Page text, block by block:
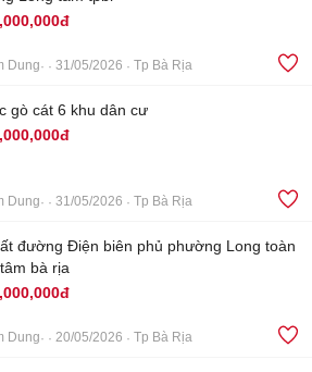
Dung 31/05/2026 Tp Bà Rịa
gò cát 6 khu dân cư
Dung 31/05/2026 Tp Bà Rịa
đường Điện biên phủ phường Long toàn
bà rịa
Dung 20/05/2026 Tp Bà Rịa